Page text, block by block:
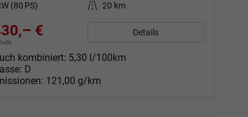
(80 PS) Kilometerstand 20 km
€ Details
kombiniert: 5,30 l/100km
D
121,00 g/km